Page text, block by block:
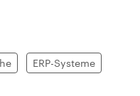
ERP-Systeme